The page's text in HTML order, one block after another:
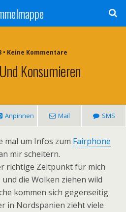
• Keine Kommentare
Konsumieren
Anpinnen Mail SMS
mal um Infos zum Fairphone
mir scheitern.
richtige Zeitpunkt für mich
die Wolken ziehen wild
kommen sich gegenseitig
in Nordspanien zieht viele